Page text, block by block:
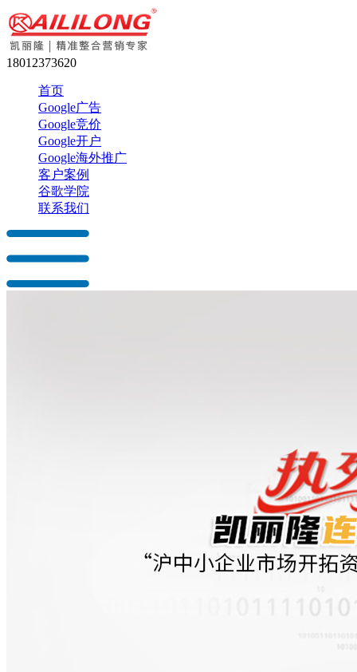
18012373620
首页
Google广告
Google竞价
Google开户
Google海外推广
客户案例
谷歌学院
联系我们